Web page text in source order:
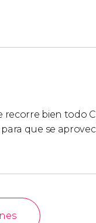
bien todo
que se